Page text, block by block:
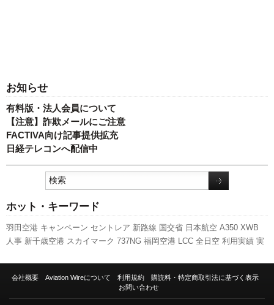
お知らせ
有料版・法人会員について
【注意】詐欺メールにご注意
FACTIVA向け記事提供拡充
日経テレコンへ配信中
ホット・キーワード
羽田空港 キャンペーン セントレア 新路線 国交省 日本航空 A350 XWB
人事 新千歳空港 スカイマーク 737NG 福岡空港 LCC 全日空 利用実績 実
A320 スターフライヤー 客室乗務員 伊丹空港 エアバス 訪日客 関西空港
会社概要 Aviation Wireについて 利用規約
購読料・特定商取引法に基づく表示
お問い合わせ